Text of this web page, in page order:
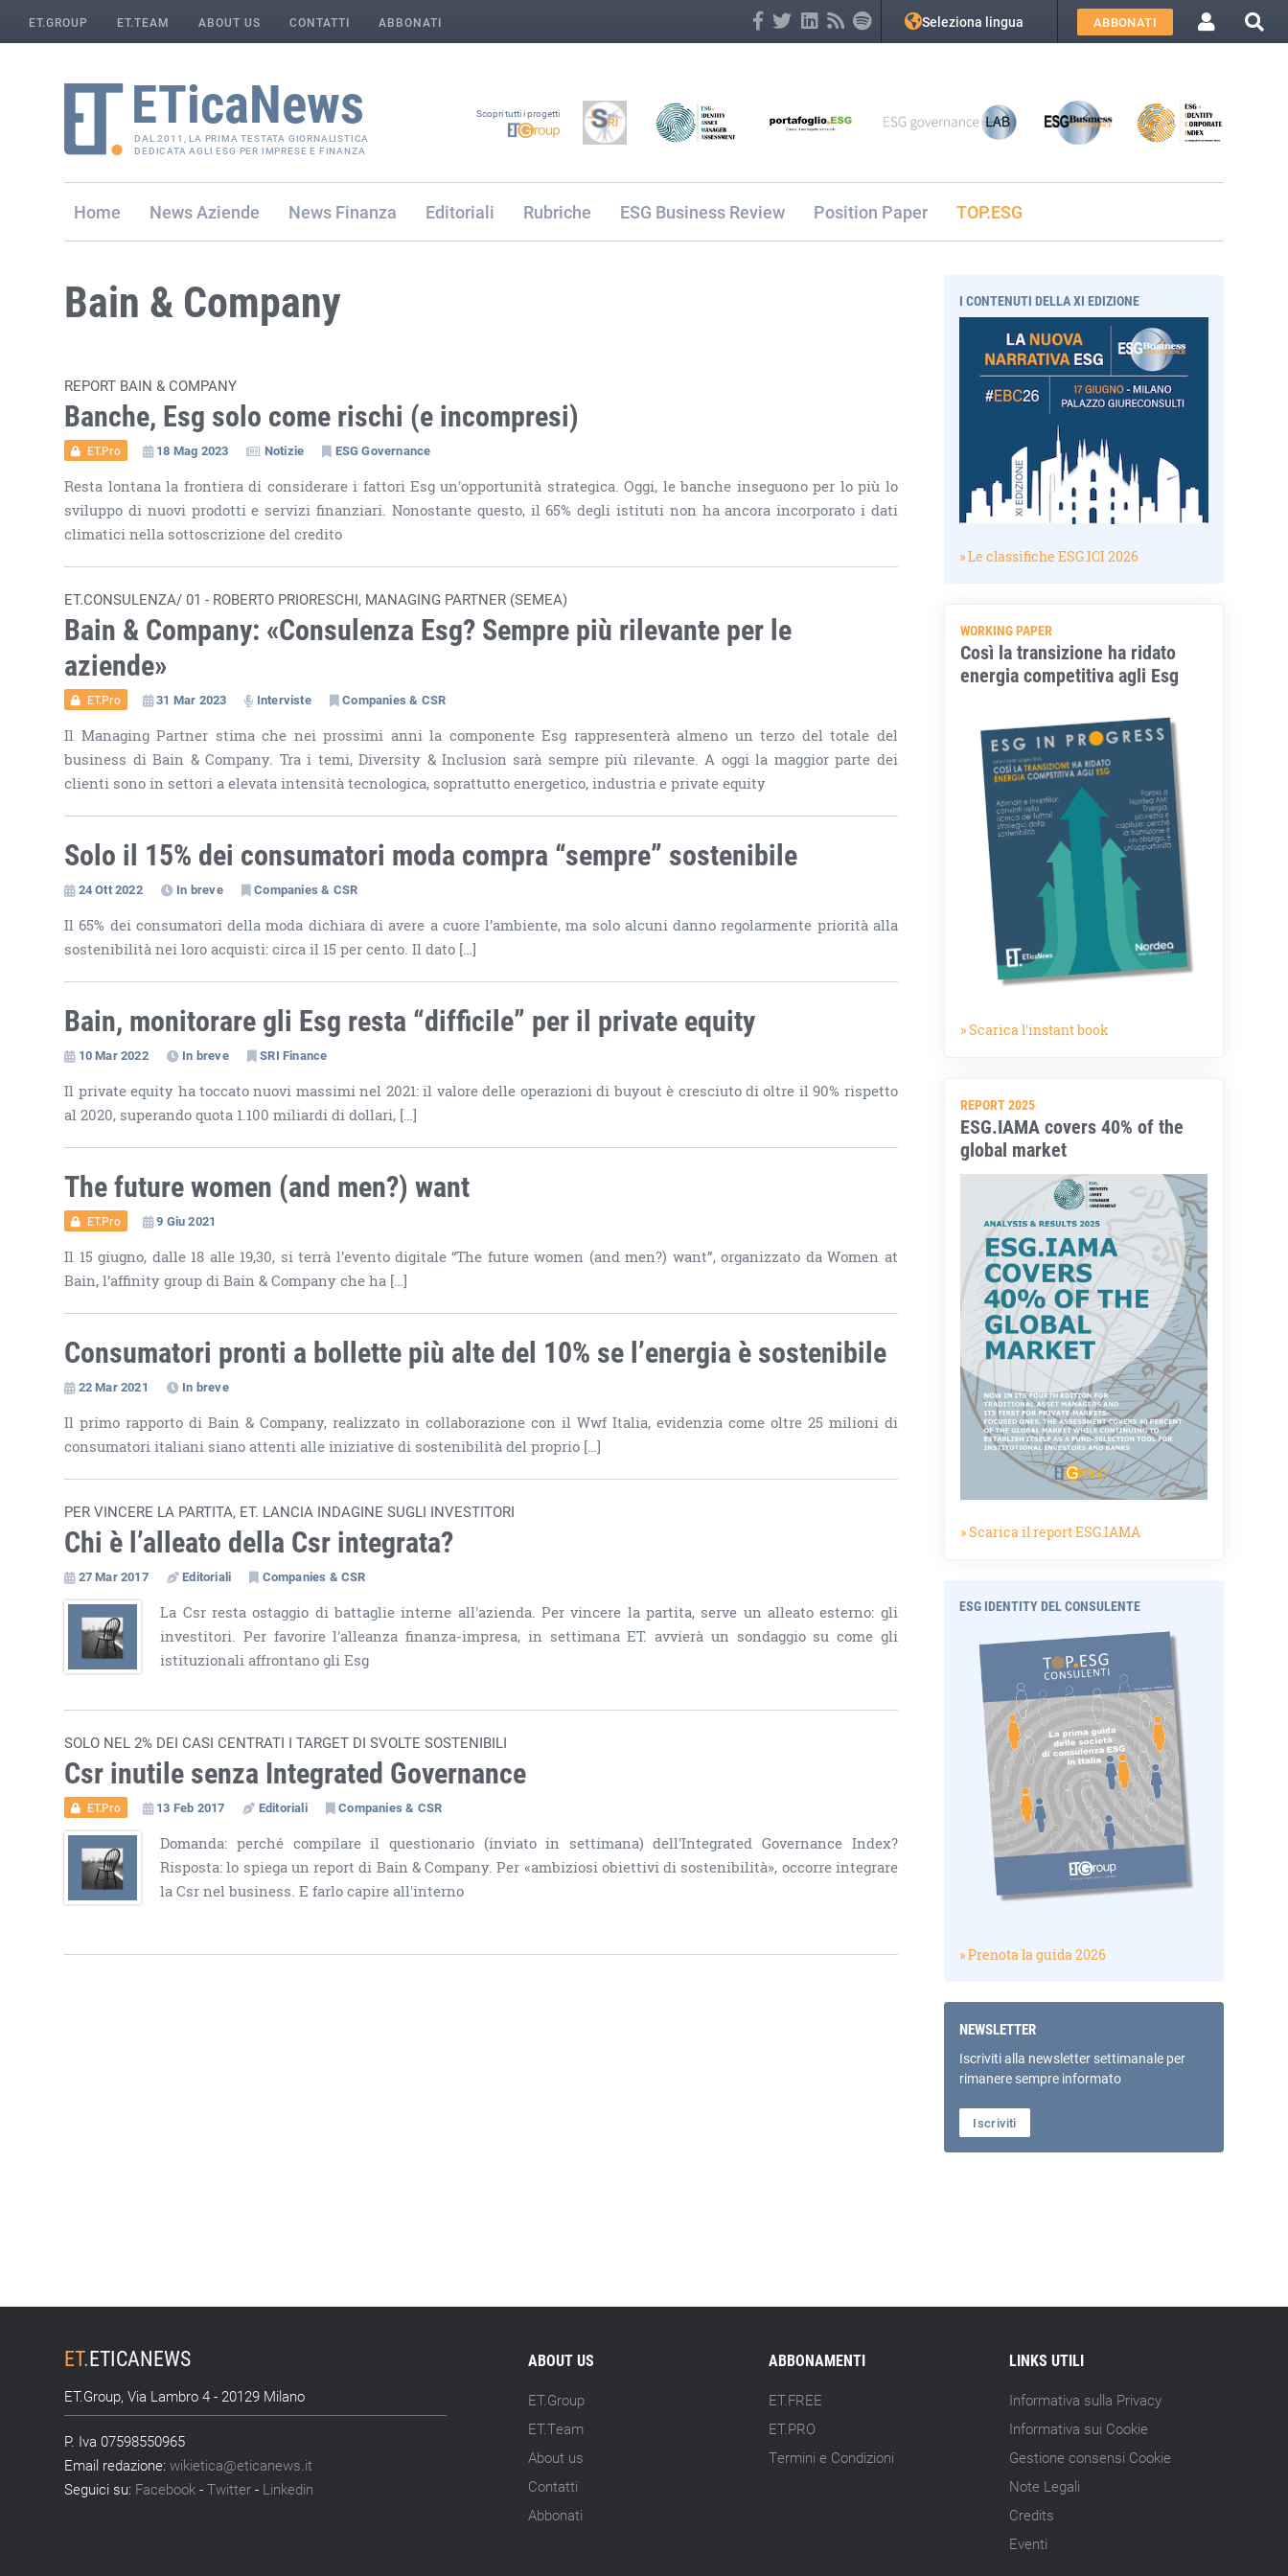
ET.GROUP ET.TEAM ABOUT US CONTATTI ABBONATI Seleziona lingua ABBONATI
DAL 2011, LA PRIMA TESTATA GIORNALISTICA
DEDICATA AGLI ESG PER IMPRESE E FINANZA
Scopri tutti i progetti
Home Aziende Finanza Editoriali Rubriche ESG Business Review Position Paper TOP.ESG
Bain & Company
REPORT BAIN & COMPANY
Banche, Esg solo come rischi (e incompresi)
ET.Pro 18 Mag 2023 Notizie ESG Governance
Resta lontana la frontiera di considerare i fattori Esg un'opportunità strategica. Oggi, le banche inseguono per lo più lo
sviluppo di nuovi prodotti e servizi finanziari. Nonostante questo, il 65% degli istituti non ha ancora incorporato i dati
climatici nella sottoscrizione del credito
ET.CONSULENZA/ 01 - ROBERTO PRIORESCHI, MANAGING PARTNER (SEMEA)
Bain & Company: «Consulenza Esg? Sempre più rilevante per le
aziende»
ET.Pro 31 Mar 2023 Interviste Companies & CSR
Il Managing Partner stima che nei prossimi anni la componente Esg rappresenterà almeno un terzo del totale del
business di Bain & Company. Tra i temi, Diversity & Inclusion sarà sempre più rilevante. A oggi la maggior parte dei
clienti sono in settori a elevata intensità tecnologica, soprattutto energetico, industria e private equity
Solo il 15% dei consumatori moda compra “sempre” sostenibile
24 Ott 2022 In breve Companies & CSR
Il 65% dei consumatori della moda dichiara di avere a cuore l’ambiente, ma solo alcuni danno regolarmente priorità alla
sostenibilità nei loro acquisti: circa il 15 per cento. Il dato […]
Bain, monitorare gli Esg resta “difficile” per il private equity
10 Mar 2022 In breve SRI Finance
Il private equity ha toccato nuovi massimi nel 2021: il valore delle operazioni di buyout è cresciuto di oltre il 90% rispetto
al 2020, superando quota 1.100 miliardi di dollari, […]
The future women (and men?) want
ET.Pro 9 Giu 2021
Il 15 giugno, dalle 18 alle 19,30, si terrà l’evento digitale “The future women (and men?) want”, organizzato da Women at
Bain, l’affinity group di Bain & Company che ha […]
Consumatori pronti a bollette più alte del 10% se l’energia è sostenibile
22 Mar 2021 In breve
Il primo rapporto di Bain & Company, realizzato in collaborazione con il Wwf Italia, evidenzia come oltre 25 milioni di
consumatori italiani siano attenti alle iniziative di sostenibilità del proprio […]
PER VINCERE LA PARTITA, ET. LANCIA INDAGINE SUGLI INVESTITORI
Chi è l’alleato della Csr integrata?
27 Mar 2017 Editoriali Companies & CSR
La Csr resta ostaggio di battaglie interne all'azienda. Per vincere la partita, serve un alleato esterno: gli
investitori. Per favorire l'alleanza finanza-impresa, in settimana ET. avvierà un sondaggio su come gli
istituzionali affrontano gli Esg
SOLO NEL 2% DEI CASI CENTRATI I TARGET DI SVOLTE SOSTENIBILI
Csr inutile senza Integrated Governance
ET.Pro 13 Feb 2017 Editoriali Companies & CSR
Domanda: perché compilare il questionario (inviato in settimana) dell'Integrated Governance Index?
Risposta: lo spiega un report di Bain & Company. Per «ambiziosi obiettivi di sostenibilità», occorre integrare
la Csr nel business. E farlo capire all'interno
I CONTENUTI DELLA XI EDIZIONE
» Le classifiche ESG.ICI 2026
WORKING PAPER
Così la transizione ha ridato
energia competitiva agli Esg
» Scarica l'instant book
REPORT 2025
ESG.IAMA covers 40% of the
global market
» Scarica il report ESG.IAMA
ESG IDENTITY DEL CONSULENTE
» Prenota la guida 2026
NEWSLETTER
Iscriviti alla newsletter settimanale per
rimanere sempre informato
Iscriviti
ET.ETICANEWS
ET.Group, Via Lambro 4 - 20129 Milano
P. Iva 07598550965
Email redazione:wikietica@eticanews.it
Seguici su: Facebook -Twitter - Linkedin
ABOUT US
ET.Group
ET.Team
About us
Contatti
Abbonati
ABBONAMENTI
ET.FREE
ET.PRO
Termini e Condizioni
LINKS UTILI
Informativa sulla Privacy
Informativa sui Cookie
Gestione consensi Cookie
Note Legali
Credits
Eventi